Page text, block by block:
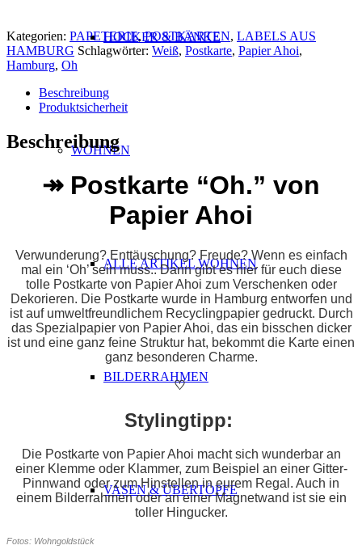
HOCKER & BÄNKE
WOHNEN
ALLE ARTIKEL WOHNEN
BILDERRAHMEN
VASEN & ÜBERTÖPFE
Kategorien: PAPETERIE,POSTKARTEN, LABELS AUS
HAMBURG Schlagwörter: Weiß, Postkarte, Papier Ahoi,
Hamburg, Oh
Beschreibung
Produktsicherheit
Beschreibung
↠ Postkarte “Oh.” von
Papier Ahoi
Verwunderung? Enttäuschung? Freude? Wenn es einfach
mal ein ‘Oh’ sein muss..Dann gibt es hier für euch diese
tolle Postkarte von Papier Ahoi zum Verschenken oder
Dekorieren. Die Postkarte wurde in Hamburg entworfen und
ist auf umweltfreundlichem Recyclingpapier gedruckt. Durch
das Spezialpapier von Papier Ahoi, das ein bisschen dicker
ist und eine ganz feine Struktur hat, bekommt die Karte einen
ganz besonderen Charme.
♡
Stylingtipp:
Die Postkarte von Papier Ahoi macht sich wunderbar an
einer Klemme oder Klammer, zum Beispiel an einer Gitter-
Pinnwand oder zum Hinstellen in eurem Regal. Auch in
einem Bilderrahmen oder an einer Magnetwand ist sie ein
toller Hingucker.
Fotos: Wohngoldstück